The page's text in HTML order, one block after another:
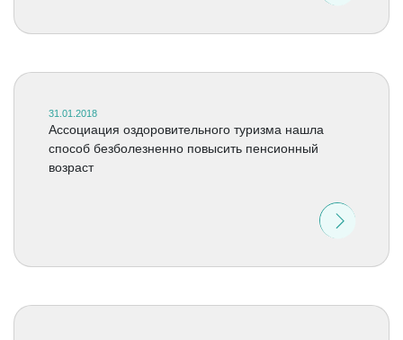
31.01.2018
Ассоциация оздоровительного туризма нашла
способ безболезненно повысить пенсионный
возраст